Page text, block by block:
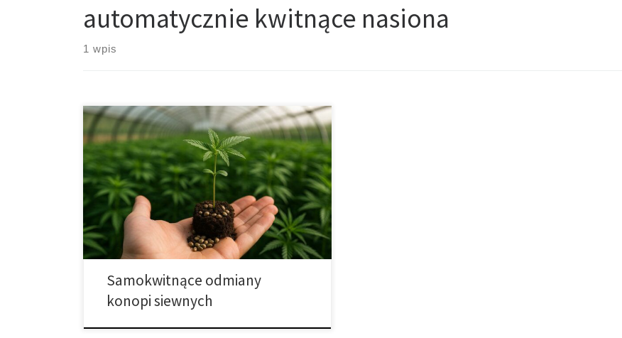
automatycznie kwitnące nasiona
1 wpis
Samokwitnące konopie siewne – przyszłość rolnictwa
ekologicznego i inteligentnej biotechnologii Nowe
oblicze konopi w epoce zielonej rewolucji W świecie,
który szuka równowagi między technologią a naturą,
konopie siewne powracają jako jedna z
najważniejszych roślin XXI wieku. Nie są już tylko
źródłem włókna czy oleju – stały się symbolem
zrównoważonej biogospodarki […]
Samokwitnące odmiany
konopi siewnych